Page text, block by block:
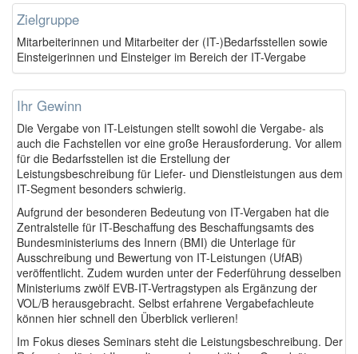
Zielgruppe
Mitarbeiterinnen und Mitarbeiter der (IT-)Bedarfsstellen sowie
Einsteigerinnen und Einsteiger im Bereich der IT-Vergabe
Ihr Gewinn
Die Vergabe von IT-Leistungen stellt sowohl die Vergabe- als
auch die Fachstellen vor eine große Herausforderung. Vor allem
für die Bedarfsstellen ist die Erstellung der
Leistungsbeschreibung für Liefer- und Dienstleistungen aus dem
IT-Segment besonders schwierig.
Aufgrund der besonderen Bedeutung von IT-Vergaben hat die
Zentralstelle für IT-Beschaffung des Beschaffungsamts des
Bundesministeriums des Innern (BMI) die Unterlage für
Ausschreibung und Bewertung von IT-Leistungen (UfAB)
veröffentlicht. Zudem wurden unter der Federführung desselben
Ministeriums zwölf EVB-IT-Vertragstypen als Ergänzung der
VOL/B herausgebracht. Selbst erfahrene Vergabefachleute
können hier schnell den Überblick verlieren!
Im Fokus dieses Seminars steht die Leistungsbeschreibung. Der